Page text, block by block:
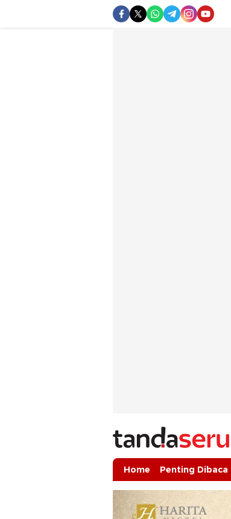
tandaseru.com | Penting
tandaseru.com
Home Penting Dibaca